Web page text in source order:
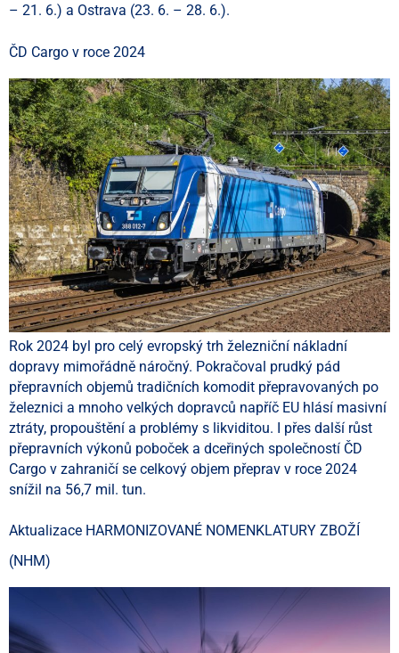
– 21. 6.) a Ostrava (23. 6. – 28. 6.).
ČD Cargo v roce 2024
Rok 2024 byl pro celý evropský trh železniční nákladní
dopravy mimořádně náročný. Pokračoval prudký pád
přepravních objemů tradičních komodit přepravovaných po
železnici a mnoho velkých dopravců napříč EU hlásí masivní
ztráty, propouštění a problémy s likviditou. I přes další růst
přepravních výkonů poboček a dceřiných společností ČD
Cargo v zahraničí se celkový objem přeprav v roce 2024
snížil na 56,7 mil. tun.
Aktualizace HARMONIZOVANÉ NOMENKLATURY ZBOŽÍ
(NHM)